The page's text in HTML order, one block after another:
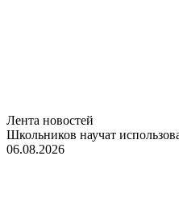
Лента новостей
Школьников научат
06.08.2026